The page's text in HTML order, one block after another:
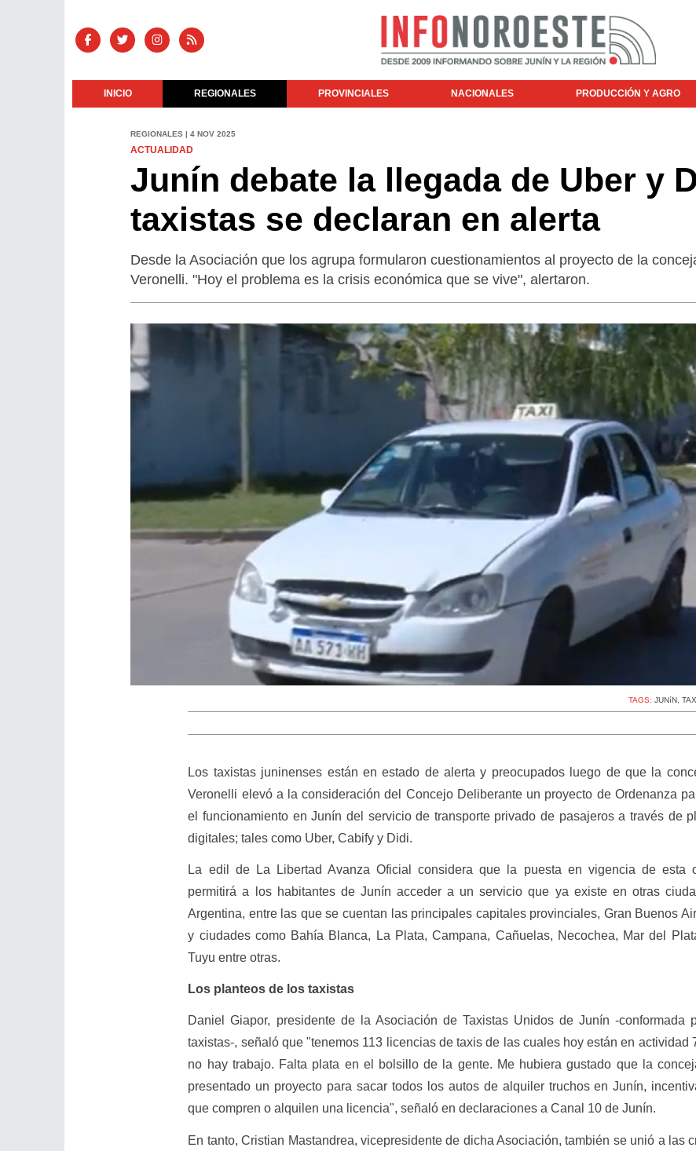
INICIO REGIONALES PROVINCIALES NACIONALES PRODUCCIÓN Y AGRO
REGIONALES | 4 NOV 2025
ACTUALIDAD
Junín debate la llegada de Uber y
taxistas se declaran en alerta
Desde la Asociación que los agrupa formularon cuestionamientos al proyecto de la
Veronelli. "Hoy el problema es la crisis económica que se vive", alertaron.
TAGS:JUNíN ,
Los taxistas juninenses están en estado de alerta y preocupados luego de que la
Veronelli elevó a la consideración del Concejo Deliberante un proyecto de Ordenanza
el funcionamiento en Junín del servicio de transporte privado de pasajeros a través de
digitales; tales como Uber, Cabify y Didi.
La edil de La Libertad Avanza Oficial considera que la puesta en vigencia de esta
permitirá a los habitantes de Junín acceder a un servicio que ya existe en otras
Argentina, entre las que se cuentan las principales capitales provinciales, Gran Buenos
у ciudades como Bahía Blanca, La Plata, Campana, Cañuelas, Necochea, Mar del
Tuyu entre otras.
Los planteos de los taxistas
Daniel Giapor, presidente de la Asociación de Taxistas Unidos de Junín -conformada
taxistas-, señaló que "tenemos 113 licencias de taxis de las cuales hoy están en actividad
no hay trabajo. Falta plata en el bolsillo de la gente. Me hubiera gustado que la
presentado un proyecto para sacar todos los autos de alquiler truchos en Junín,
que compren o alquilen una licencia", señaló en declaraciones a Canal 10 de Junín.
En tanto, Cristian Mastandrea, vicepresidente de dicha Asociación, también se unió a las